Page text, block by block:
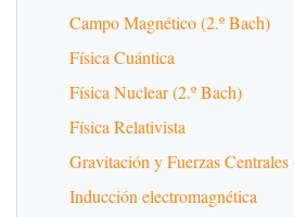
Campo Magnético (2.º Bach)
Física Cuántica
Física Nuclear (2.º Bach)
Física Relativista
Gravitación y Fuerzas Centrales
Inducción electromagnética